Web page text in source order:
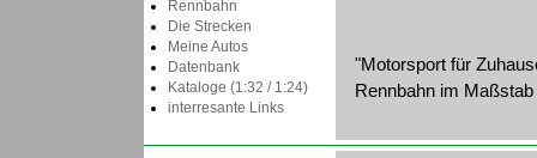
Rennbahn
Die Strecken
Meine Autos
Datenbank
Kataloge (1:32 / 1:24)
interresante Links
"Motorsport für
Rennbahn im Maßstab